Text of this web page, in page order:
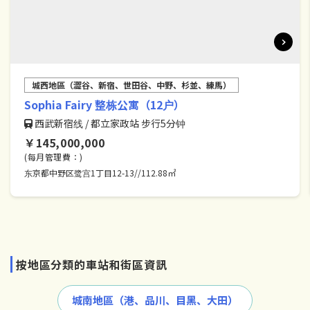
城西地區（澀谷、新宿、世田谷、中野、杉並、練馬）
Sophia Fairy 整栋公寓（12户）
西武新宿线 / 都立家政站 步行5分钟
￥145,000,000
(每月管理費：)
东京都中野区鹭宫1丁目12-13//112.88㎡
按地區分類的車站和街區資訊
城南地區（港、品川、目黑、大田）